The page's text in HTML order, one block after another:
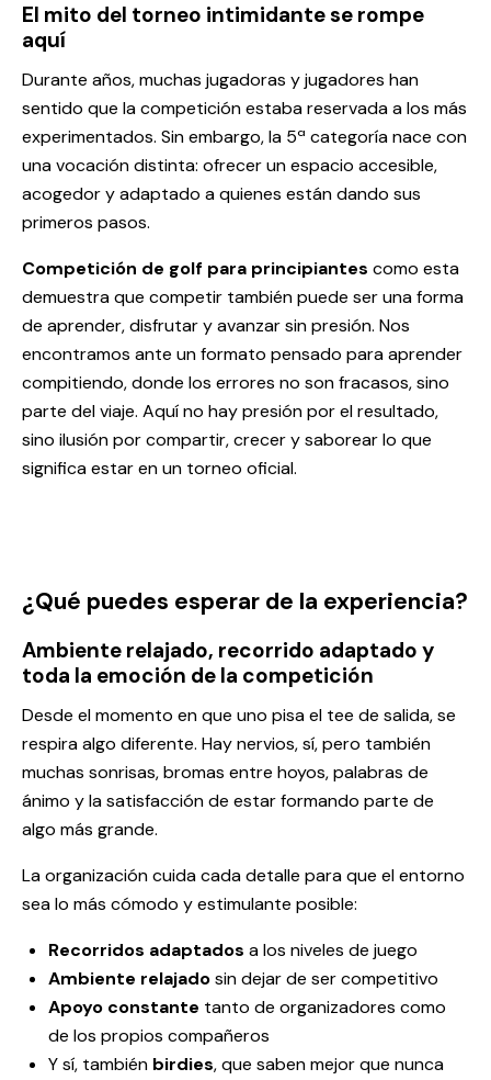
El mito del torneo intimidante se rompe
aquí
Durante años, muchas jugadoras y jugadores han
sentido que la competición estaba reservada a los más
experimentados. Sin embargo, la 5ª categoría nace con
una vocación distinta: ofrecer un espacio accesible,
acogedor y adaptado a quienes están dando sus
primeros pasos.
Competición de golf para principiantes como esta
demuestra que competir también puede ser una forma
de aprender, disfrutar y avanzar sin presión. Nos
encontramos ante un formato pensado para aprender
compitiendo, donde los errores no son fracasos, sino
parte del viaje. Aquí no hay presión por el resultado,
sino ilusión por compartir, crecer y saborear lo que
significa estar en un torneo oficial.
¿Qué puedes esperar de la experiencia?
Ambiente relajado, recorrido adaptado y
toda la emoción de la competición
Desde el momento en que uno pisa el tee de salida, se
respira algo diferente. Hay nervios, sí, pero también
muchas sonrisas, bromas entre hoyos, palabras de
ánimo y la satisfacción de estar formando parte de
algo más grande.
La organización cuida cada detalle para que el entorno
sea lo más cómodo y estimulante posible:
Recorridos adaptados a los niveles de juego
Ambiente relajadosin dejar de ser competitivo
Apoyo constante tanto de organizadores como
de los propios compañeros
Y sí, también birdies, que saben mejor que nunca